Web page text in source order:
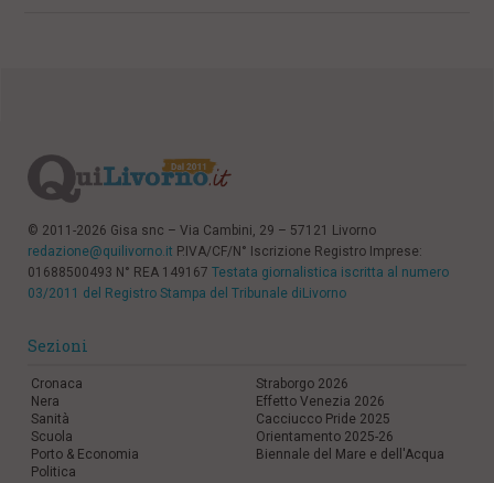
© 2011-2026 Gisa snc – Via Cambini, 29 – 57121 Livorno
redazione@quilivorno.it P.IVA/CF/N° Iscrizione Registro Imprese:
01688500493 N° REA 149167 Testata giornalistica iscritta al numero
03/2011 del Registro Stampa del Tribunale diLivorno
Sezioni
Cronaca
Nera
Sanità
Scuola
Porto & Economia
Politica
Straborgo 2026
Effetto Venezia 2026
Cacciucco Pride 2025
Orientamento 2025-26
Biennale del Mare e dell'Acqua